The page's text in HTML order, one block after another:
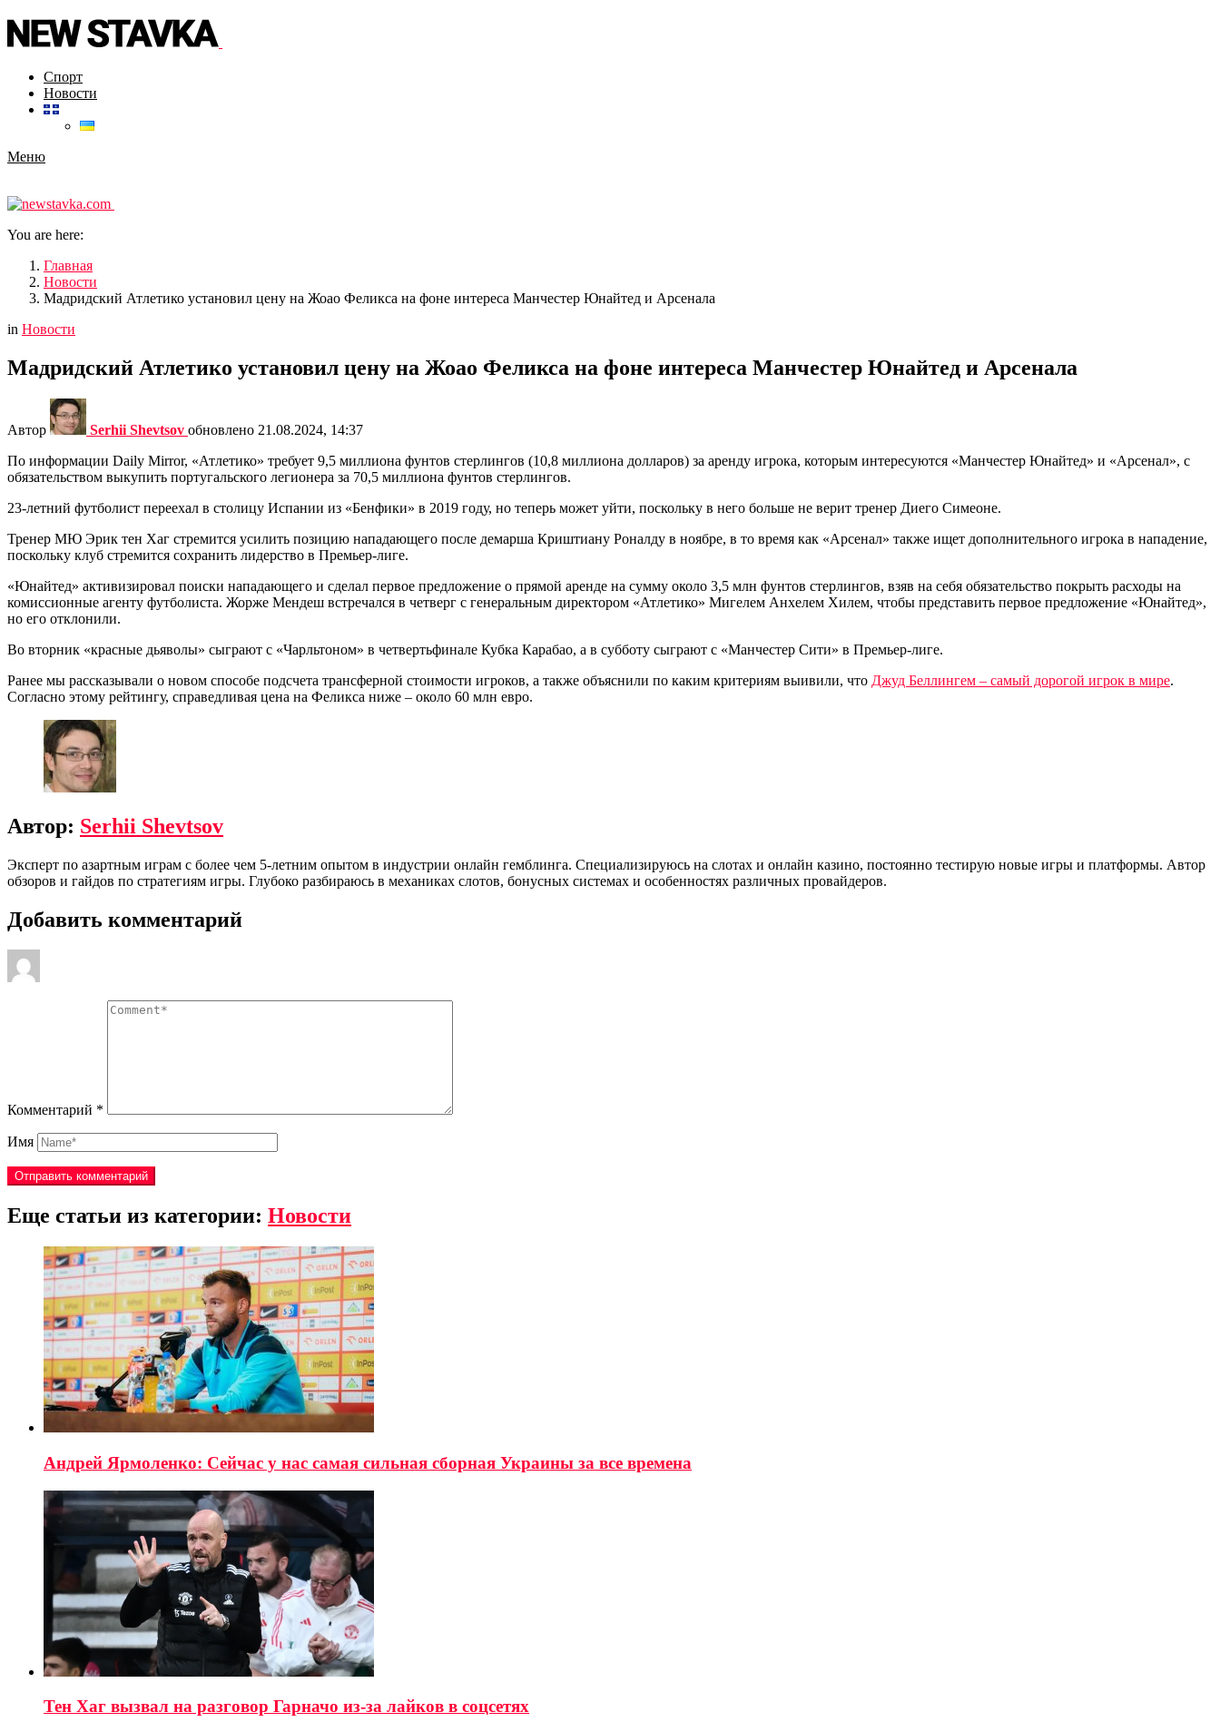
Спорт
Новости
Меню
You are here:
Главная
Новости
Мадридский Атлетико установил цену на Жоао Феликса на фоне интереса Манчестер Юнайтед и Арсенала
in Новости
Мадридский Атлетико установил цену на Жоао Феликса на фоне интереса Манчестер Юнайтед и Арсенала
Автор Serhii Shevtsov обновлено 21.08.2024, 14:37
По информации Daily Mirror, «Атлетико» требует 9,5 миллиона фунтов стерлингов (10,8 миллиона долларов) за аренду игрока, которым интересуются «Манчестер Юнайтед» и «Арсенал», с
обязательством выкупить португальского легионера за 70,5 миллиона фунтов стерлингов.
23-летний футболист переехал в столицу Испании из «Бенфики» в 2019 году, но теперь может уйти, поскольку в него больше не верит тренер Диего Симеоне.
Тренер МЮ Эрик тен Хаг стремится усилить позицию нападающего после демарша Криштиану Роналду в ноябре, в то время как «Арсенал» также ищет дополнительного игрока в нападение,
поскольку клуб стремится сохранить лидерство в Премьер-лиге.
«Юнайтед» активизировал поиски нападающего и сделал первое предложение о прямой аренде на сумму около 3,5 млн фунтов стерлингов, взяв на себя обязательство покрыть расходы на
комиссионные агенту футболиста. Жорже Мендеш встречался в четверг с генеральным директором «Атлетико» Мигелем Анхелем Хилем, чтобы представить первое предложение «Юнайтед»,
но его отклонили.
Во вторник «красные дьяволы» сыграют с «Чарльтоном» в четвертьфинале Кубка Карабао, а в субботу сыграют с «Манчестер Сити» в Премьер-лиге.
Ранее мы рассказывали о новом способе подсчета трансферной стоимости игроков, а также объяснили по каким критериям выивили, что Джуд Беллингем – самый дорогой игрок в мире.
Согласно этому рейтингу, справедливая цена на Феликса ниже – около 60 млн евро.
Автор: Serhii Shevtsov
Эксперт по азартным играм с более чем 5-летним опытом в индустрии онлайн гемблинга. Специализируюсь на слотах и онлайн казино, постоянно тестирую новые игры и платформы. Автор
обзоров и гайдов по стратегиям игры. Глубоко разбираюсь в механиках слотов, бонусных системах и особенностях различных провайдеров.
Добавить комментарий
Комментарий *
Имя
Еще статьи из категории: Новости
Андрей Ярмоленко: Сейчас у нас самая сильная сборная Украины за все времена
Тен Хаг вызвал на разговор Гарначо из-за лайков в соцсетях